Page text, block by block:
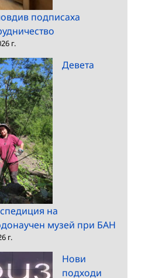
подписаха
г.
Девета
на
музей при БАН
г.
Нови
подходи